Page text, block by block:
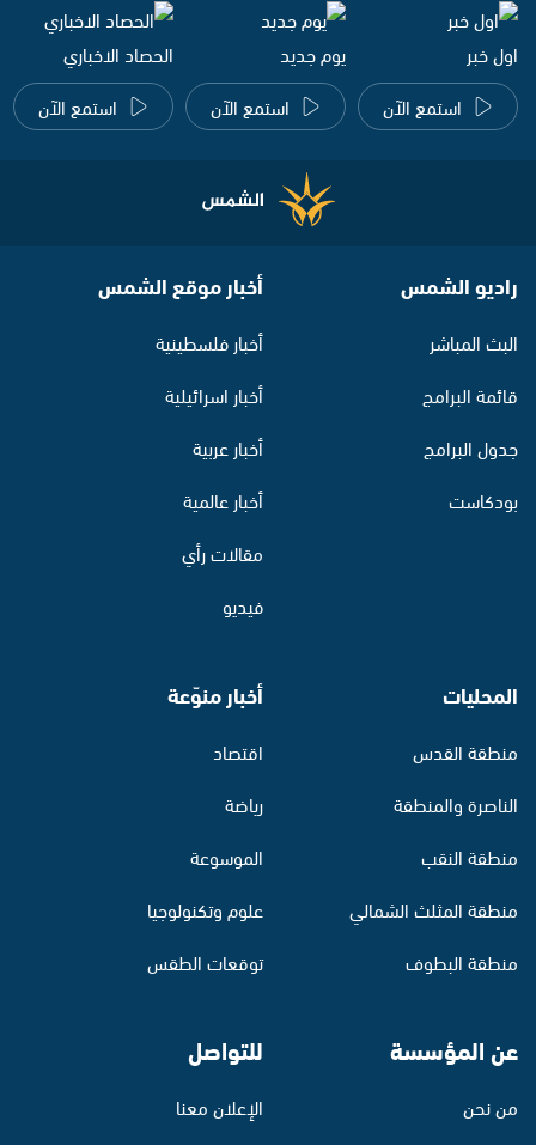
اول خبر
استمع الآن
يوم جديد
استمع الآن
الحصاد الاخباري
استمع الآن
راديو الشمس
البث المباشر
قائمة البرامج
جدول البرامج
بودكاست
أخبار موقع الشمس
أخبار فلسطينية
أخبار اسرائيلية
أخبار عربية
أخبار عالمية
مقالات رأي
فيديو
المحليات
منطقة القدس
الناصرة والمنطقة
منطقة النقب
منطقة المثلث الشمالي
منطقة البطوف
أخبار منوّعة
اقتصاد
رياضة
الموسوعة
علوم وتكنولوجيا
توقعات الطقس
عن المؤسسة
من نحن
للتواصل
الإعلان معنا